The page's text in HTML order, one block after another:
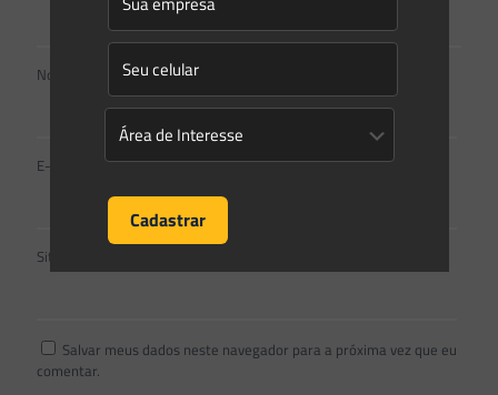
Nome
E-mail
Site
Salvar meus dados neste navegador para a próxima vez que eu
comentar.